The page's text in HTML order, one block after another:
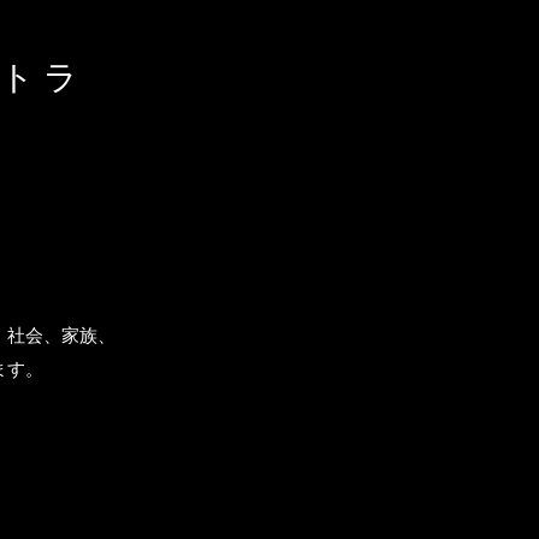
ラ
会、家族、
。